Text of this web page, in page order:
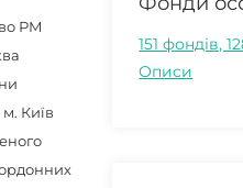
РМ
Київ
151 фондів,
Описи